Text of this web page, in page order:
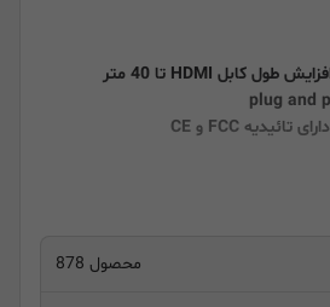
محصول 878